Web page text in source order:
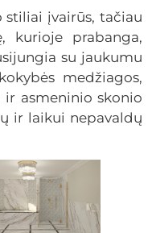
stiliai įvairūs, tačiau
kurioje prabanga,
su jaukumu
medžiagos,
asmeninio skonio
ir laikui nepavaldų